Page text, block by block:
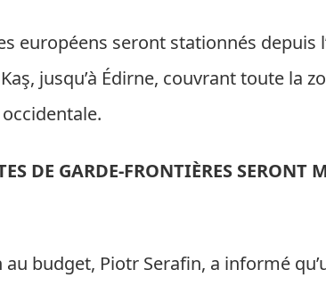
européens seront stationnés depuis
jusqu’à Édirne, couvrant toute la
DE GARDE-FRONTIÈRES SERONT
budget, Piotr Serafin, a informé